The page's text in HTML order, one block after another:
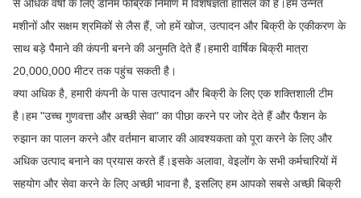
से अधिक वर्षों के लिए डेनिम फैब्रिक निर्माण में विशेषज्ञता हासिल की है।हम उन्नत
मशीनों और सक्षम श्रमिकों से लैस हैं, जो हमें खोज, उत्पादन और बिक्री के एकीकरण के
साथ बड़े पैमाने की कंपनी बनने की अनुमति देते हैं।हमारी वार्षिक बिक्री मात्रा
20,000,000 मीटर तक पहुंच सकती है।
क्या अधिक है, हमारी कंपनी के पास उत्पादन और बिक्री के लिए एक शक्तिशाली टीम
है।हम "उच्च गुणवत्ता और अच्छी सेवा" का पीछा करने पर जोर देते हैं और फैशन के
रुझान का पालन करने और वर्तमान बाजार की आवश्यकता को पूरा करने के लिए और
अधिक उत्पाद बनाने का प्रयास करते हैं।इसके अलावा, वेइलोंग के सभी कर्मचारियों में
सहयोग और सेवा करने के लिए अच्छी भावना है, इसलिए हम आपको सबसे अच्छी बिक्री